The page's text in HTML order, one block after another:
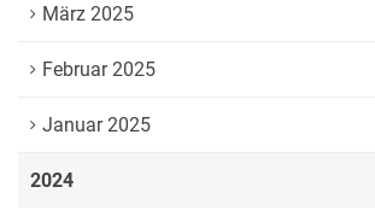
März 2025
Februar 2025
Januar 2025
2024